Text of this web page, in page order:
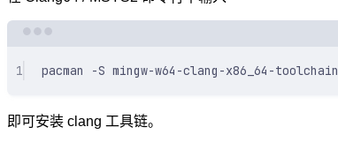
1 pacman -S mingw-w64-clang-x86_64-toolchain
即可安装 clang 工具链。